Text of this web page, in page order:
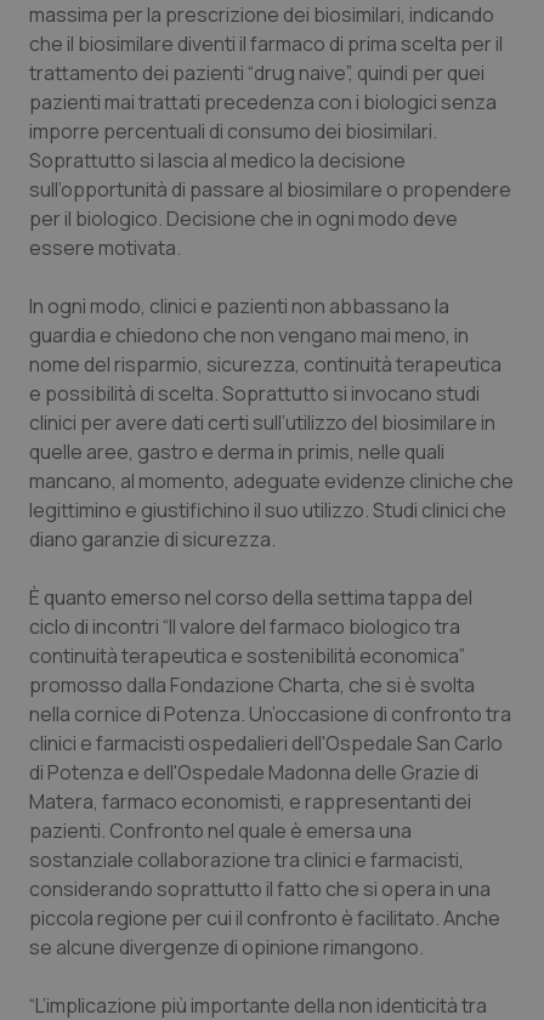
Campania
Emilia-Romagna
Friuli Venezia Giulia
Lazio
Lombardia
Marche
Molise
Piemonte
Provincia Autonoma di Bolzano
Provincia Autonoma di Trento
Puglia
Sardegna
Sicilia
Toscana
Car-T
Colesterolo & coronaropatie
Dermatite Atopica
Diabete & glucometri
Dolore
Donna & Salute
Epatiti
HIV
Infezioni & Febbre
Ipertensione & Scompenso
Malattie rare
Malattia di Crohn & Rettocolite Ulcerosa
Neuroscienze & patologie neurodegenerative
Obesità
massima per la prescrizione dei biosimilari, indicando
che il biosimilare diventi il farmaco di prima scelta per il
trattamento dei pazienti “drug naive”, quindi per quei
pazienti mai trattati precedenza con i biologici senza
imporre percentuali di consumo dei biosimilari.
Soprattutto si lascia al medico la decisione
sull’opportunità di passare al biosimilare o propendere
per il biologico. Decisione che in ogni modo deve
essere motivata.
In ogni modo, clinici e pazienti non abbassano la
guardia e chiedono che non vengano mai meno, in
nome del risparmio, sicurezza, continuità terapeutica
e possibilità di scelta. Soprattutto si invocano studi
clinici per avere dati certi sull’utilizzo del biosimilare in
quelle aree, gastro e derma in primis, nelle quali
mancano, al momento, adeguate evidenze cliniche che
legittimino e giustifichino il suo utilizzo. Studi clinici che
diano garanzie di sicurezza.
È quanto emerso nel corso della settima tappa del
ciclo di incontri “Il valore del farmaco biologico tra
continuità terapeutica e sostenibilità economica”
promosso dalla Fondazione Charta, che si è svolta
nella cornice di Potenza. Un’occasione di confronto tra
clinici e farmacisti ospedalieri dell'Ospedale San Carlo
di Potenza e dell'Ospedale Madonna delle Grazie di
Matera, farmaco economisti, e rappresentanti dei
pazienti. Confronto nel quale è emersa una
sostanziale collaborazione tra clinici e farmacisti,
considerando soprattutto il fatto che si opera in una
piccola regione per cui il confronto è facilitato. Anche
se alcune divergenze di opinione rimangono.
“L’implicazione più importante della non identicità tra